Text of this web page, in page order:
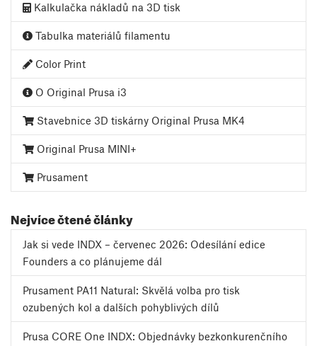
Kalkulačka nákladů na 3D tisk
Tabulka materiálů filamentu
Color Print
O Original Prusa i3
Stavebnice 3D tiskárny Original Prusa MK4
Original Prusa MINI+
Prusament
Nejvíce čtené články
Jak si vede INDX – červenec 2026: Odesílání edice
Founders a co plánujeme dál
Prusament PA11 Natural: Skvělá volba pro tisk
ozubených kol a dalších pohyblivých dílů
Prusa CORE One INDX: Objednávky bezkonkurenčního